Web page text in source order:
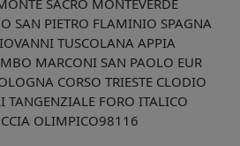
SACRO MONTEVERDE
SAN PIETRO FLAMINIO SPAGNA
TUSCOLANA APPIA
MARCONI SAN PAOLO EUR
CORSO TRIESTE CLODIO
TANGENZIALE FORO ITALICO
OLIMPICO98116